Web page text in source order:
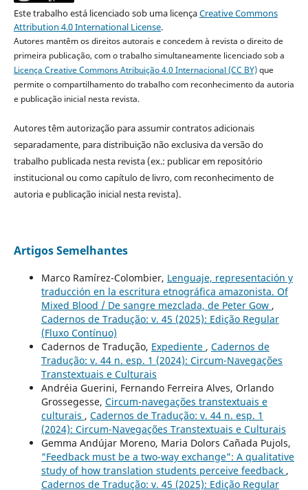
Este trabalho está licenciado sob uma licençaCreative Commons
Attribution 4.0 International License.
Autores mantêm os direitos autorais e concedem à revista o direito de
primeira publicação, com o trabalho simultaneamente licenciado sob a
Licença Creative Commons Atribuição 4.0 Internacional (CC BY)que
permite o compartilhamento do trabalho com reconhecimento da autoria
e publicação inicial nesta revista.
Autores têm autorização para assumir contratos adicionais
separadamente, para distribuição não exclusiva da versão do
trabalho publicada nesta revista (ex.: publicar em repositório
institucional ou como capítulo de livro, com reconhecimento de
autoria e publicação inicial nesta revista).
Artigos Semelhantes
Marco Ramírez-Colombier, Lenguaje, representación y
traducción en la escritura etnográfica amazonista. Of
Mixed Blood / De sangre mezclada, de Peter Gow ,
Cadernos de Tradução: v. 45 (2025): Edição Regular
(Fluxo Contínuo)
Cadernos de Tradução, Expediente , Cadernos de
Tradução: v. 44 n. esp. 1 (2024): Circum-Navegações
Transtextuais e Culturais
Andréia Guerini, Fernando Ferreira Alves, Orlando
Grossegesse, Circum-navegações transtextuais e
culturais , Cadernos de Tradução: v. 44 n. esp. 1
(2024): Circum-Navegações Transtextuais e Culturais
Gemma Andújar Moreno, Maria Dolors Cañada Pujols,
"Feedback must be a two-way exchange": A qualitative
study of how translation students perceive feedback ,
Cadernos de Tradução: v. 45 (2025): Edição Regular